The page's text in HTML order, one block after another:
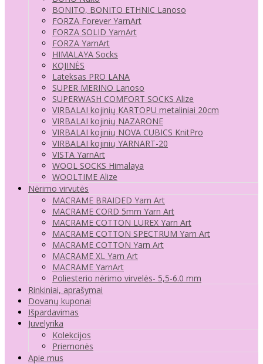
BONITO, BONITO ETHNIC Lanoso
FORZA Forever YarnArt
FORZA SOLID YarnArt
FORZA YarnArt
HIMALAYA Socks
KOJINĖS
Lateksas PRO LANA
SUPER MERINO Lanoso
SUPERWASH COMFORT SOCKS Alize
VIRBALAI kojinių KARTOPU metaliniai 20cm
VIRBALAI kojinių NAZARONE
VIRBALAI kojinių NOVA CUBICS KnitPro
VIRBALAI kojinių YARNART-20
VISTA YarnArt
WOOL SOCKS Himalaya
WOOLTIME Alize
Nėrimo virvutės
MACRAME BRAIDED Yarn Art
MACRAME CORD 5mm Yarn Art
MACRAME COTTON LUREX Yarn Art
MACRAME COTTON SPECTRUM Yarn Art
MACRAME COTTON Yarn Art
MACRAME XL Yarn Art
MACRAME YarnArt
Poliesterio nėrimo virvelės- 5,5-6.0 mm
Rinkiniai, aprašymai
Dovanų kuponai
Išpardavimas
Juvelyrika
Kolekcijos
Priemonės
Apie mus